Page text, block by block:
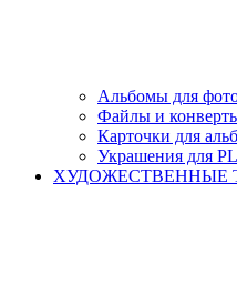
Альбомы для
Файлы и
Карточки для
Украшения для PL
ХУДОЖЕСТВЕННЫЕ